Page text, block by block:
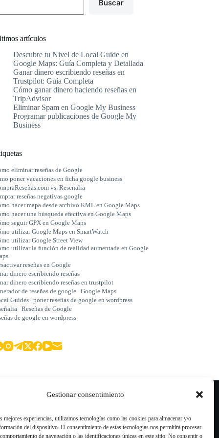
Gestionar consentimiento
mejores experiencias, utilizamos tecnologías como las cookies para almacenar y/o
del dispositivo. El consentimiento de estas tecnologías nos permitirá procesar
de navegación o las identificaciones únicas en este sitio. No consentir o
Buscar
artículos
Descubre tu Nivel de Local Guide en
Google Maps: Guía Completa y Detallada
Ganar dinero escribiendo reseñas en
Trustpilot: Guía Completa
Cómo ganar dinero haciendo reseñas en
TripAdvisor
Eliminar Spam en Google My Business
Programar publicaciones de Google My
Business
eliminar reseñas de Google
poner vacaciones en ficha google business
vs. Resenalia
reseñas negativas google
hacer mapa desde archivo KML en Google Maps
hacer una búsqueda efectiva en Google Maps
seguir GPX en Google Maps
utilizar Google Maps en SmartWatch
utilizar Google Street View
utilizar la función de realidad aumentada en Google
reseñas en Google
dinero escribiendo reseñas
dinero escribiendo reseñas en trustpilot
de reseñas de google
Google Maps
Guides
poner reseñas de google en wordpress
Reseñas de Google
de google en wordpress
Comprar Reseñas Google
Comprar Reseñas TripAdvisor
Comprar Reseñas Trustpilot